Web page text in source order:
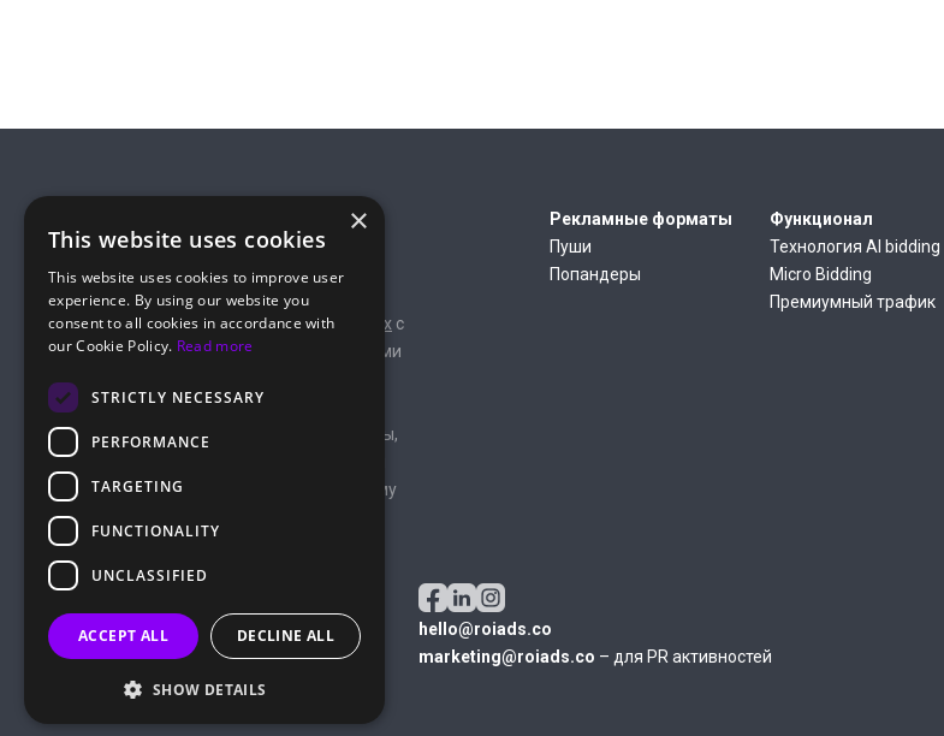
ROIAds — это рекламная сеть
специализирующаяся напушипоп-форматах с
глобальным охватом трафика и продвинутыми
инструментами для рекламодателей и
арбитражников.
Блог ROIads публикует экспертные материалы,
практические инсайты и актуальные новости
индустрии для специалистов по партнёрскому
маркетингу.
Рекламные форматы
Пуши
Попандеры
Функционал
Технология AI bidding
Micro Bidding
Премиумный трафик
ROIADS LTD
офис 202, 8047 Пафос, Кипр
2026ROIads, все права защищены
hello@roiads.co
marketing@roiads.co – для PR активностей
×
This website uses cookies
This website uses cookies to improve user
experience. By using our website you
consent to all cookies in accordance with
our Cookie Policy. Read more
STRICTLY NECESSARY
PERFORMANCE
TARGETING
FUNCTIONALITY
UNCLASSIFIED
ACCEPT ALL DECLINE ALL
SHOW DETAILS